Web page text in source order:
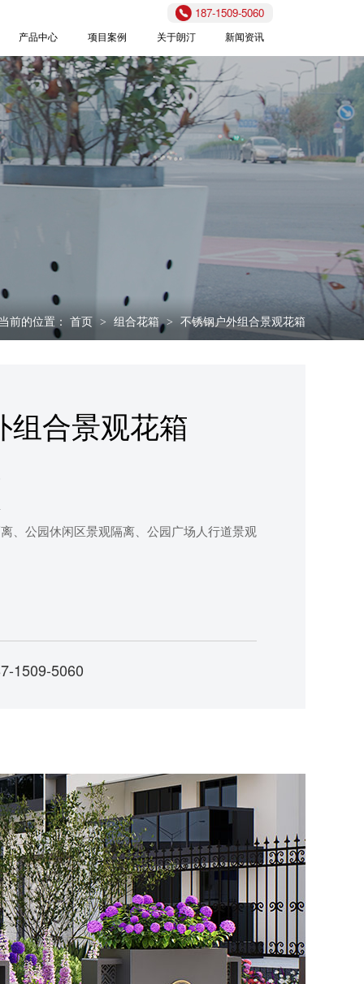
187-1509-5060
产品中心 项目案例 关于朗汀 新闻资讯
前的位置： 首页 > 组合花箱 > 不锈钢户外组合景观花箱
组合景观花箱
、公园休闲区景观隔离、公园广场人行道景观
1509-5060